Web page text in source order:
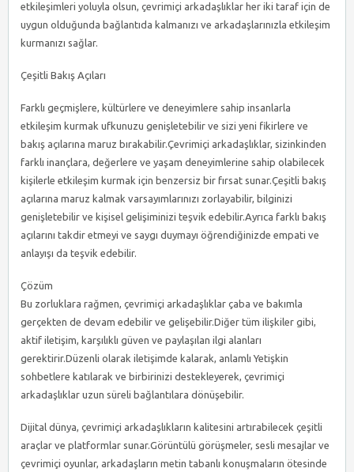
etkileşimleri yoluyla olsun, çevrimiçi arkadaşlıklar her iki taraf için de
uygun olduğunda bağlantıda kalmanızı ve arkadaşlarınızla etkileşim
kurmanızı sağlar.
Çeşitli Bakış Açıları
Farklı geçmişlere, kültürlere ve deneyimlere sahip insanlarla
etkileşim kurmak ufkunuzu genişletebilir ve sizi yeni fikirlere ve
bakış açılarına maruz bırakabilir.Çevrimiçi arkadaşlıklar, sizinkinden
farklı inançlara, değerlere ve yaşam deneyimlerine sahip olabilecek
kişilerle etkileşim kurmak için benzersiz bir fırsat sunar.Çeşitli bakış
açılarına maruz kalmak varsayımlarınızı zorlayabilir, bilginizi
genişletebilir ve kişisel gelişiminizi teşvik edebilir.Ayrıca farklı bakış
açılarını takdir etmeyi ve saygı duymayı öğrendiğinizde empati ve
anlayışı da teşvik edebilir.
Çözüm
Bu zorluklara rağmen, çevrimiçi arkadaşlıklar çaba ve bakımla
gerçekten de devam edebilir ve gelişebilir.Diğer tüm ilişkiler gibi,
aktif iletişim, karşılıklı güven ve paylaşılan ilgi alanları
gerektirir.Düzenli olarak iletişimde kalarak, anlamlı Yetişkin
sohbetlere katılarak ve birbirinizi destekleyerek, çevrimiçi
arkadaşlıklar uzun süreli bağlantılara dönüşebilir.
Dijital dünya, çevrimiçi arkadaşlıkların kalitesini artırabilecek çeşitli
araçlar ve platformlar sunar.Görüntülü görüşmeler, sesli mesajlar ve
çevrimiçi oyunlar, arkadaşların metin tabanlı konuşmaların ötesinde